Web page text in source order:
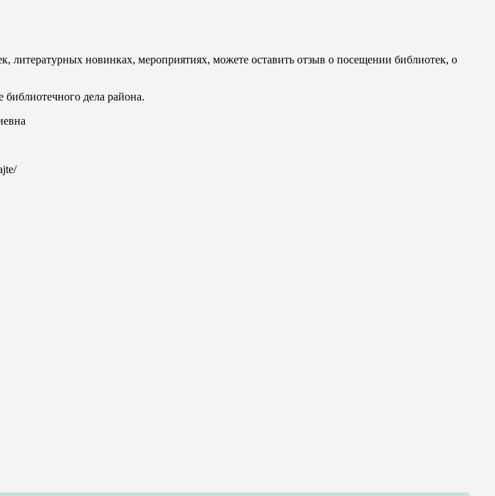
литературных новинках, мероприятиях, можете оставить отзыв о посещении библиотек, о
дела района.